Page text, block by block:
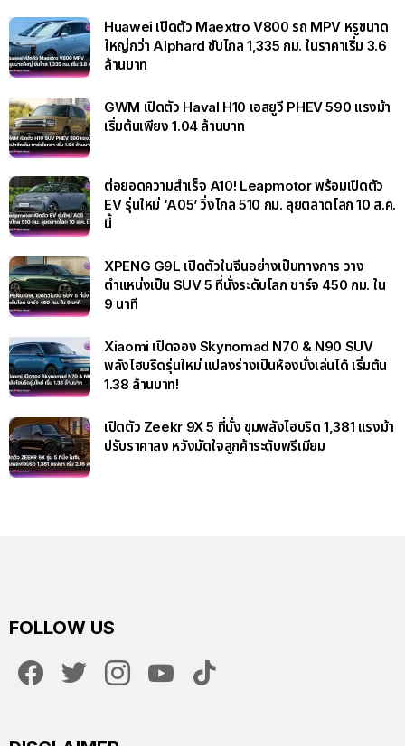
Huawei เปิดตัว Maextro V800 รถ MPV หรูขนาด
ใหญ่กว่า Alphard ขับไกล 1,335 กม. ในราคาเริ่ม 3.6
ล้านบาท
GWM เปิดตัว Haval H10 เอสยูวี PHEV 590 แรงม้า
เริ่มต้นเพียง 1.04 ล้านบาท
ต่อยอดความสำเร็จ A10! Leapmotor พร้อมเปิดตัว
EV รุ่นใหม่ ‘A05’ วิ่งไกล 510 กม. ลุยตลาดโลก 10 ส.ค.
นี้
XPENG G9L เปิดตัวในจีนอย่างเป็นทางการ วาง
ตำแหน่งเป็น SUV 5 ที่นั่งระดับโลก ชาร์จ 450 กม. ใน
9 นาที
Xiaomi เปิดจอง Skynomad N70 & N90 SUV
พลังไฮบริดรุ่นใหม่ แปลงร่างเป็นห้องนั่งเล่นได้ เริ่มต้น
1.38 ล้านบาท!
เปิดตัว Zeekr 9X 5 ที่นั่ง ขุมพลังไฮบริด 1,381 แรงม้า
ปรับราคาลง หวังมัดใจลูกค้าระดับพรีเมียม
FOLLOW US